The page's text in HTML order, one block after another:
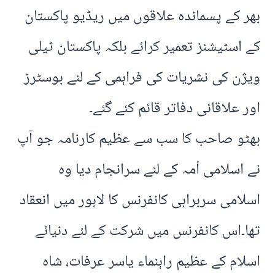
بھر کے پسماندہ علاقوں میں ریڈیو پاکستان
کے اسٹیشنز تعمیر کرائے بلکہ پاکستان ٹیلی
ویژن کی نشریات کی فراہمی کے لئے بوسٹرز
اور علاقائی دفاتر قائم کئے گئے۔
بھٹو صاحب کا سب سے عظیم کارنامہ جو آپ
نے اسلامی اْمہ کے لئے سرانجام دیا وہ
اسلامی سربراہی کانفرنس کا لاہور میں انعقاد
تھا۔اس کانفرنس میں شرکت کے لئے دنیائے
اسلام کے عظیم راہنماء یاسر عرفات، شاہ